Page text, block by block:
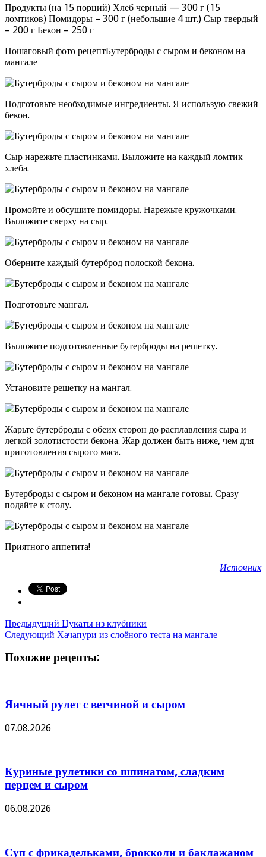
Продукты (на 15 порций) Хлеб черный — 300 г (15
ломтиков) Помидоры – 300 г (небольшие 4 шт.) Сыр твердый
– 200 г Бекон – 250 г
Пошаговый фото рецептБутерброды с сыром и беконом на
мангале
Подготовьте необходимые ингредиенты. Я использую свежий
бекон.
Сыр нарежьте пластинками. Выложите на каждый ломтик
хлеба.
Промойте и обсушите помидоры. Нарежьте кружочками.
Выложите сверху на сыр.
Оберните каждый бутерброд полоской бекона.
Подготовьте мангал.
Выложите подготовленные бутерброды на решетку.
Установите решетку на мангал.
Жарьте бутерброды с обеих сторон до расплавления сыра и
легкой золотистости бекона. Жар должен быть ниже, чем для
приготовления сырого мяса.
Бутерброды с сыром и беконом на мангале готовы. Сразу
подайте к столу.
Приятного аппетита!
Источник
Предыдущий Цукаты из клубники
Следующий Хачапури из слоёного теста на мангале
Похожие рецепты:
Яичный рулет с ветчиной и сыром
07.08.2026
Куриные рулетики со шпинатом, сладким
перцем и сыром
06.08.2026
Суп с фрикадельками, брокколи и баклажаном